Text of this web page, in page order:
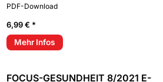
PDF-Download
6,99 € *
Mehr Infos
FOCUS-GESUNDHEIT 8/2021 E-